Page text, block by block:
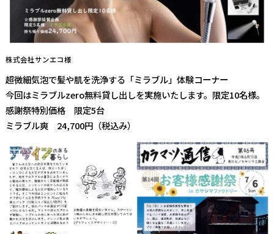
株式会社サンエコ様
超微細気泡で髪や肌を洗浄する「ミラブル」体験コーナー
今回はミラブルzero無料貸し出しを実施いたします。限定10名様。
感謝祭特別価格 限定5台
ミラブル爽 24,700円（税込み）